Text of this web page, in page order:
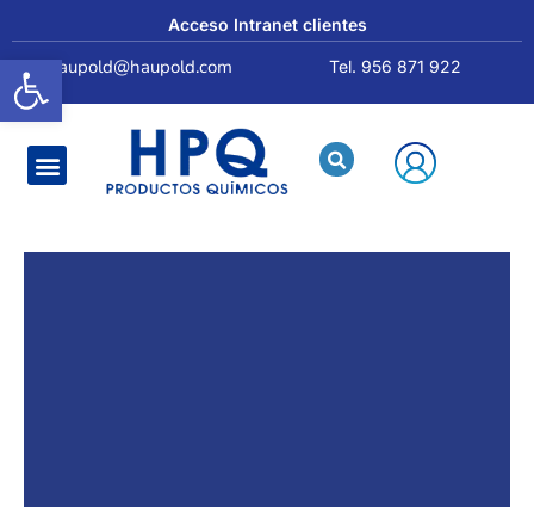
Abrir barra de herramientas
Acceso Intranet clientes
haupold@haupold.com Tel. 956 871 922